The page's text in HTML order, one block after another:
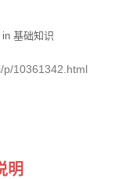
in 基础知识
p/10361342.html
明